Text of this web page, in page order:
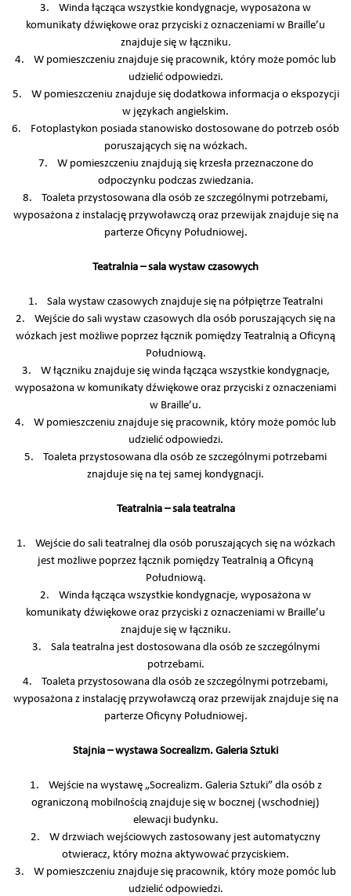
3. Winda łącząca wszystkie kondygnacje, wyposażona w
komunikaty dźwiękowe oraz przyciski z oznaczeniami w Braille’u
znajduje się w łączniku.
4. W pomieszczeniu znajduje się pracownik, który może pomóc lub
udzielić odpowiedzi.
5. W pomieszczeniu znajduje się dodatkowa informacja o ekspozycji
w językach angielskim.
6. Fotoplastykon posiada stanowisko dostosowane do potrzeb osób
poruszających się na wózkach.
7. W pomieszczeniu znajdują się krzesła przeznaczone do
odpoczynku podczas zwiedzania.
8. Toaleta przystosowana dla osób ze szczególnymi potrzebami,
wyposażona z instalację przywoławczą oraz przewijak znajduje się na
parterze Oficyny Południowej.
Teatralnia – sala wystaw czasowych
1. Sala wystaw czasowych znajduje się na półpiętrze Teatralni
2. Wejście do sali wystaw czasowych dla osób poruszających się na
wózkach jest możliwe poprzez łącznik pomiędzy Teatralnią a Oficyną
Południową.
3. W łączniku znajduje się winda łącząca wszystkie kondygnacje,
wyposażona w komunikaty dźwiękowe oraz przyciski z oznaczeniami
w Braille’u.
4. W pomieszczeniu znajduje się pracownik, który może pomóc lub
udzielić odpowiedzi.
5. Toaleta przystosowana dla osób ze szczególnymi potrzebami
znajduje się na tej samej kondygnacji.
Teatralnia – sala teatralna
1. Wejście do sali teatralnej dla osób poruszających się na wózkach
jest możliwe poprzez łącznik pomiędzy Teatralnią a Oficyną
Południową.
2. Winda łącząca wszystkie kondygnacje, wyposażona w
komunikaty dźwiękowe oraz przyciski z oznaczeniami w Braille’u
znajduje się w łączniku.
3. Sala teatralna jest dostosowana dla osób ze szczególnymi
potrzebami.
4. Toaleta przystosowana dla osób ze szczególnymi potrzebami,
wyposażona z instalację przywoławczą oraz przewijak znajduje się na
parterze Oficyny Południowej.
Stajnia – wystawa Socrealizm. Galeria Sztuki
1. Wejście na wystawę „Socrealizm. Galeria Sztuki” dla osób z
ograniczoną mobilnością znajduje się w bocznej (wschodniej)
elewacji budynku.
2. W drzwiach wejściowych zastosowany jest automatyczny
otwieracz, który można aktywować przyciskiem.
3. W pomieszczeniu znajduje się pracownik, który może pomóc lub
udzielić odpowiedzi.